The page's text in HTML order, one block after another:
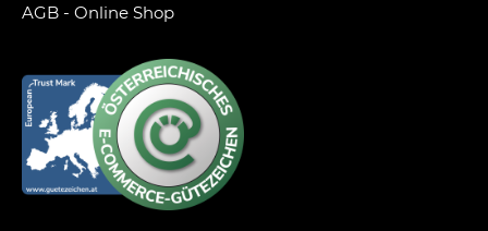
AGB - Online Shop